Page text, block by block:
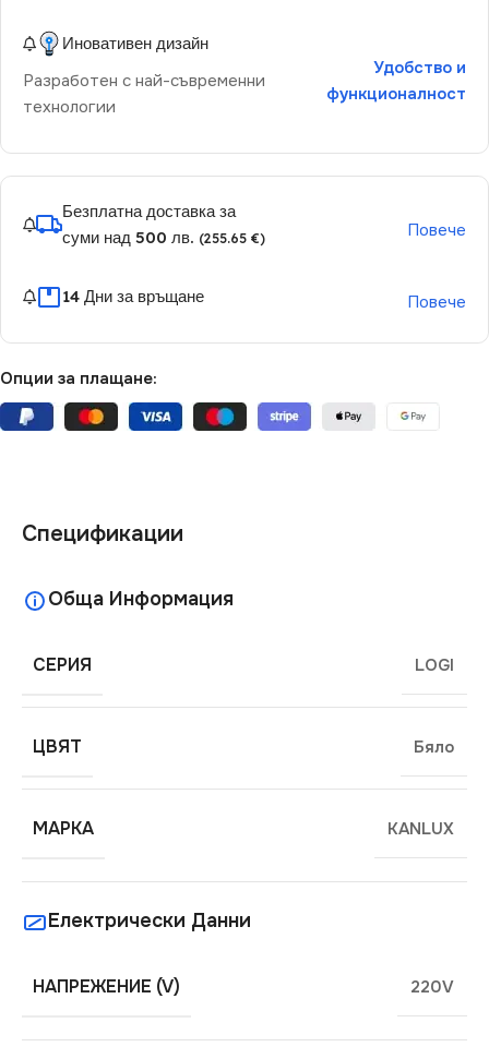
Иновативен дизайн
Разработен с най-съвременни
технологии
Удобство и
функционалност
Безплатна доставка за
суми над 500 лв. (255.65 €) Повече
14 Дни за връщане Повече
Опции за плащане:
Спецификации
Обща Информация
СЕРИЯ LOGI
ЦВЯТ Бяло
МАРКА KANLUX
Електрически Данни
НАПРЕЖЕНИЕ (V) 220V